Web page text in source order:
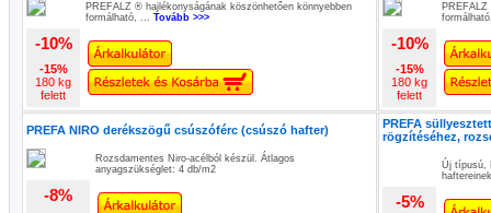
PREFALZ ® hajlékonyságának köszönhetően könnyebben
formálható, ... Tovább >>>
-10%
-15%
180 kg
felett
-10%
-15%
180 kg
felett
PREFA NIRO derékszögű csúszóférc (csúszó hafter)
Rozsdamentes Niro-acélból készül. Átlagos
anyagszükséglet: 4 db/m2
-8%
PREFA
rögzítéséhez,
Új típusú,
-5%